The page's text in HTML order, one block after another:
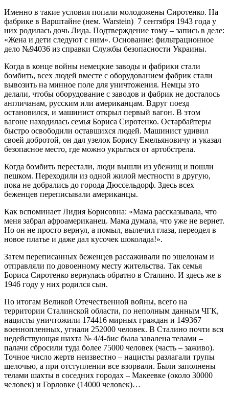
Именно в такие условия попали молодожены Сиротенко. На
фабрике в Варштайне (нем. Warstein) 7 сентября 1943 года у
них родилась дочь Лида. Подтверждение тому – запись в деле:
«Жена и дети следуют с ним». Основание: фильтрационное
дело №94036 из справки Службы безопасности Украины.
Когда в конце войны немецкие заводы и фабрики стали
бомбить, всех людей вместе с оборудованием фабрик стали
вывозить на минное поле для уничтожения. Немцы это
делали, чтобы оборудование с заводов и фабрик не досталось
англичанам, русским или американцам. Вдруг поезд
остановился, и машинист открыл первый вагон. В этом
вагоне находилась семья Бориса Сиротенко. Остарбайтеры
быстро освободили оставшихся людей. Машинист удивил
своей добротой, он дал узелок Борису Емельяновичу и указал
безопасное место, где можно укрыться от артобстрела.
Когда бомбить перестали, люди вышли из убежищ и пошли
пешком. Переходили из одной жилой местности в другую,
пока не добрались до города Дюссельдорф. Здесь всех
беженцев переписывали американцы.
Как вспоминает Лидия Борисовна: «Мама рассказывала, что
меня забрал афроамериканец. Мама думала, что уже не вернет.
Но он не просто вернул, а помыл, вылечил глаза, переодел в
новое платье и даже дал кусочек шоколада!».
Затем переписанных беженцев рассаживали по эшелонам и
отправляли по довоенному месту жительства. Так семья
Бориса Сиротенко вернулась обратно в Сталино. И здесь же в
1946 году у них родился сын.
По итогам Великой Отечественной войны, всего на
территории Сталинской области, по неполным данным ЧГК,
нацисты уничтожили 174416 мирных граждан и 149367
военнопленных, угнали 252000 человек. В Сталино почти вся
недействующая шахта № 4/4-бис была завалена телами –
палачи сбросили туда более 75000 человек (часть – заживо).
Точное число жертв неизвестно – нацисты разлагали трупы
щелочью, а при отступлении все взорвали. Были заполнены
телами шахты в соседних городах – Макеевке (около 30000
человек) и Горловке (14000 человек)…